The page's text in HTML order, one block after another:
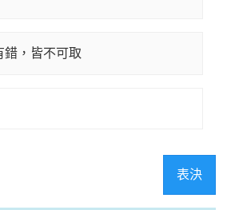
錯，皆不可取
表決